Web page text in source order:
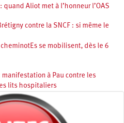
quand Aliot met à l’honneur l’OAS
contre la SNCF : si même le
se mobilisent, dès le 6
manifestation à Pau contre les
lits hospitaliers